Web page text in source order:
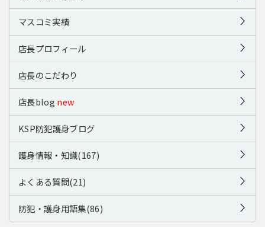
マスコミ実績
店長プロフィール
店長のこだわり
店長blog new
KSP防犯護身ブログ
護身情報・知識(167)
よくある質問(21)
防犯・護身用語集(86)